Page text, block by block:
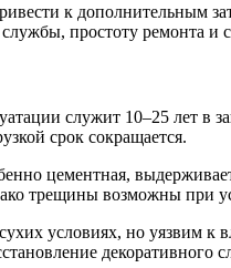
к дополнительным
простоту ремонта и
служит 10–25 лет в
срок сокращается.
цементная,
трещины возможны при
условиях, но уязвим
декоративного